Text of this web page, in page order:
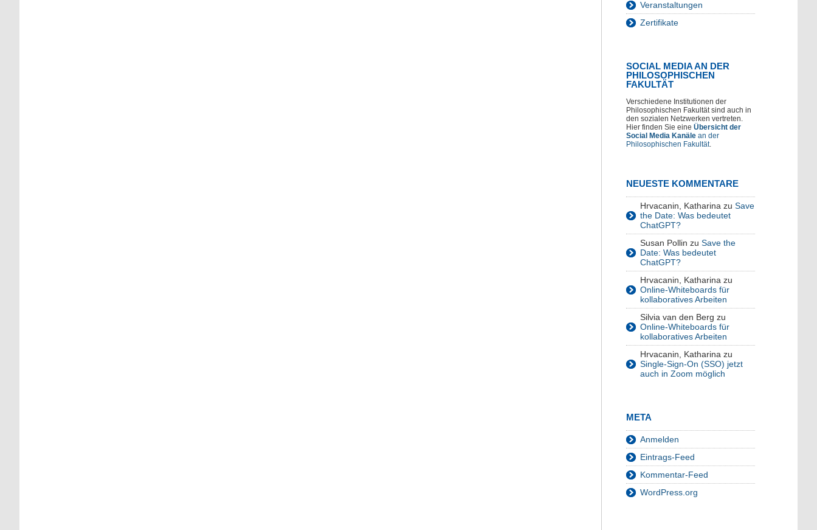
Veranstaltungen
Zertifikate
SOCIAL MEDIA AN DER
PHILOSOPHISCHEN
FAKULTÄT
Verschiedene Institutionen der
Philosophischen Fakultät sind auch in
den sozialen Netzwerken vertreten.
Hier finden Sie eine Übersicht der
Social Media Kanäle an der
Philosophischen Fakultät.
NEUESTE KOMMENTARE
Hrvacanin, Katharina zu Save
the Date: Was bedeutet
ChatGPT?
Susan Pollin zu Save the
Date: Was bedeutet
ChatGPT?
Hrvacanin, Katharina zu
Online-Whiteboards für
kollaboratives Arbeiten
Silvia van den Berg zu
Online-Whiteboards für
kollaboratives Arbeiten
Hrvacanin, Katharina zu
Single-Sign-On (SSO) jetzt
auch in Zoom möglich
META
Anmelden
Eintrags-Feed
Kommentar-Feed
WordPress.org